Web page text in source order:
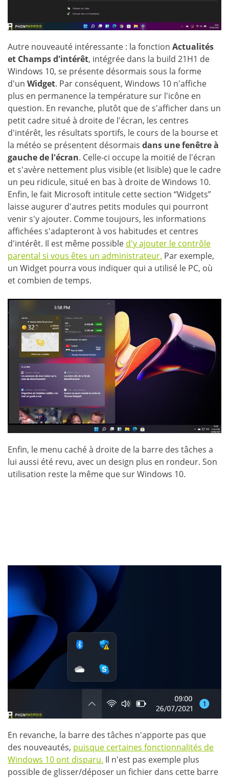
Autre nouveauté intéressante : la fonction Actualités
et Champs d'intérêt, intégrée dans la build 21H1 de
Windows 10, se présente désormais sous la forme
d'un Widget. Par conséquent, Windows 10 n'affiche
plus en permanence la température sur l'icône en
question. En revanche, plutôt que de s'afficher dans un
petit cadre situé à droite de l'écran, les centres
d'intérêt, les résultats sportifs, le cours de la bourse et
la météo se présentent désormais dans une fenêtre à
gauche de l'écran. Celle-ci occupe la moitié de l'écran
et s'avère nettement plus visible (et lisible) que le cadre
un peu ridicule, situé en bas à droite de Windows 10.
Enfin, le fait Microsoft intitule cette section “Widgets”
laisse augurer d'autres petits modules qui pourront
venir s'y ajouter. Comme toujours, les informations
affichées s'adapteront à vos habitudes et centres
d'intérêt. Il est même possible d'y ajouter le contrôle
parental si vous êtes un administrateur. Par exemple,
un Widget pourra vous indiquer qui a utilisé le PC, où
et combien de temps.
Enfin, le menu caché à droite de la barre des tâches a
lui aussi été revu, avec un design plus en rondeur. Son
utilisation reste la même que sur Windows 10.
En revanche, la barre des tâches n'apporte pas que
des nouveautés, puisque certaines fonctionnalités de
Windows 10 ont disparu. Il n'est pas exemple plus
possible de glisser/déposer un fichier dans cette barre